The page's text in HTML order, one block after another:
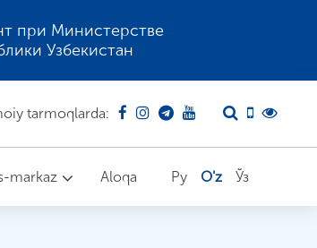
при Министерстве
Узбекистан
tarmoqlarda:
markaz Aloqa Ру O'z Ўз